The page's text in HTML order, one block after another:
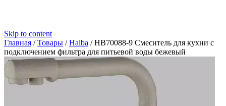
Skip to content
Главная /Товары /Haiba /HB70088-9 Смеситель для кухни с
подключением фильтра для питьевой воды бежевый